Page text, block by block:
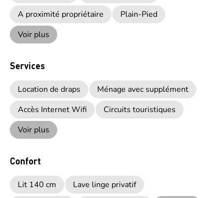
A proximité propriétaire
Plain-Pied
Voir plus
Services
Location de draps
Ménage avec supplément
Accès Internet Wifi
Circuits touristiques
Voir plus
Confort
Lit 140 cm
Lave linge privatif